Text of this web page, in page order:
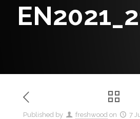
Published by freshwood on 7